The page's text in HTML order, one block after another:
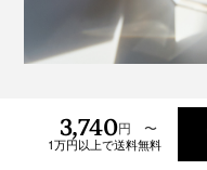
「バイタライズゲル
バリーウエアのパイ
3,740円 〜
1万円以上で送料無料